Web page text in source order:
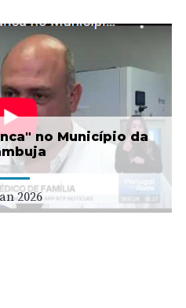
no Município da
2026